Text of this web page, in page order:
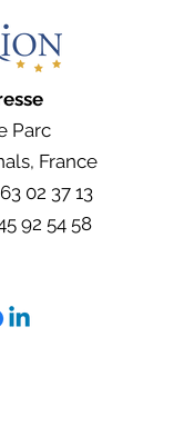
Parc
France
02 37 13
92 54 58